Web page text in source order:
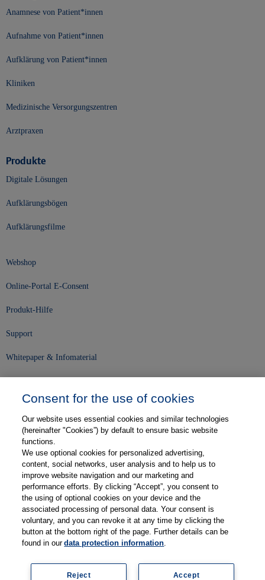
Anamnese von Patient*innen
Aufnahme von Patient*innen
Aufklärung von Patient*innen
Kliniken
Medizinische Versorgungszentren
Arztpraxen
Produkte
Digitale Lösungen
Aufklärungsbögen
Aufklärungsfilme
Webshop
Online-Portal E-Consent
Produkt-Hilfe
Support
Whitepaper & Infomaterial
Karriere
Kontakt
Web-Semniare
Anwenderberichte
Partner
Consent for the use of cookies
Our website uses essential cookies and similar technologies
(hereinafter "Cookies”) by default to ensure basic website
functions.
We use optional cookies for personalized advertising,
content, social networks, user analysis and to help us to
improve website navigation and our marketing and
performance efforts. By clicking “Accept”, you consent to
the using of optional cookies on your device and the
associated processing of personal data. Your consent is
voluntary, and you can revoke it at any time by clicking the
button at the bottom right of the page. Further details can be
found in ourdata protection information.
Accept
Reject